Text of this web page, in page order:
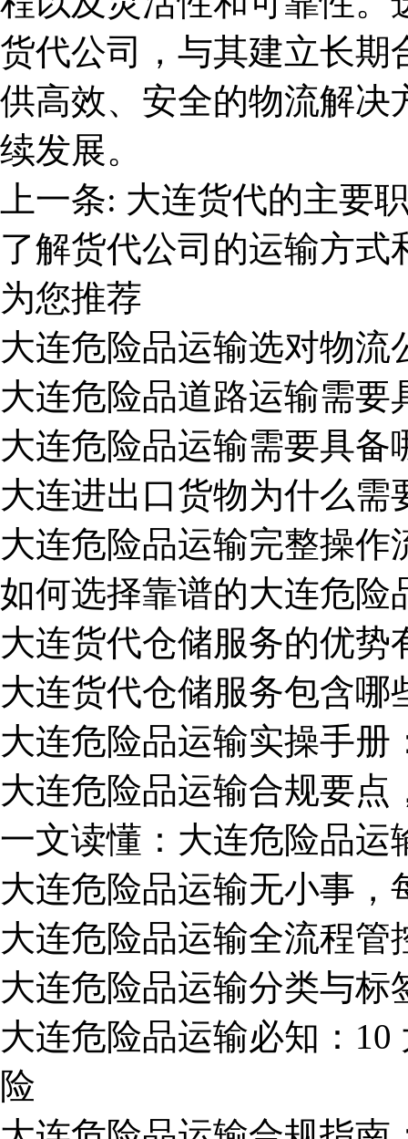
货代公司，与其建立长期
供高效、安全的物流解决
续发展。
上一条: 大连货代的主要
了解货代公司的运输方式
为您推荐
大连危险品运输选对物
大连危险品道路运输需
大连危险品运输需要具备
大连进出口货物为什么需
大连危险品运输完整操作
如何选择靠谱的大连危险
大连货代仓储服务的优势
大连货代仓储服务包含哪
大连危险品运输实操手
大连危险品运输合规要
一文读懂：大连危险品运
大连危险品运输无小事
大连危险品运输全流程
大连危险品运输分类与
大连危险品运输必知：
险